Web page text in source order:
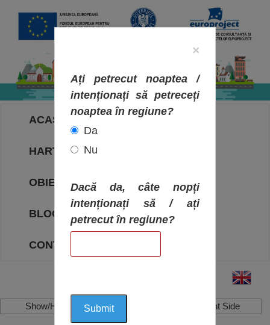
ACASA
HARTA OBIECTIVELOR
OBIECTIVE
BLOG
CONTACT
Show/Hide Left Side Show/Hide Right Side
×
Ați petrecut noaptea /
intenționați să petreceți
noaptea în regiune?
Da
Nu
Dacă da, câte nopți
intenționați să / ați
petrecut în regiune?